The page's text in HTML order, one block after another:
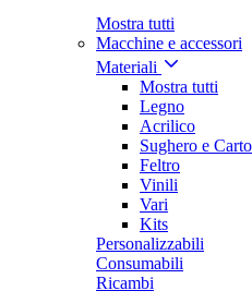
Mostra tutti
Macchine e accessori
Materiali
Mostra tutti
Legno
Acrilico
Sughero e
Feltro
Vinili
Vari
Kits
Personalizzabili
Consumabili
Ricambi